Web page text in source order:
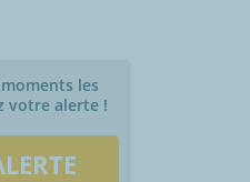
les
votre alerte !